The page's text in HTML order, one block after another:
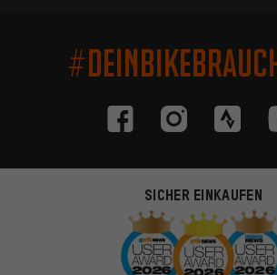
SICHER EINKAUFEN